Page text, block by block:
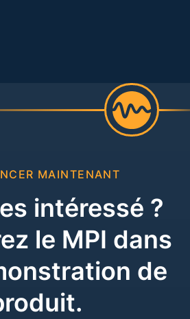
MAINTENANT
intéressé ?
le MPI dans
de